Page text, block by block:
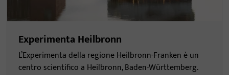
Experimenta Heilbronn
L’Experimenta della regione Heilbronn-Franken è un
centro scientifico a Heilbronn, Baden-Württemberg.